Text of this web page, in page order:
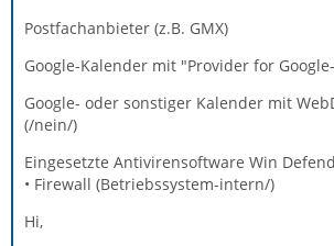
Postfachanbieter (z.B. GMX)
Google-Kalender mit "Provider for
Google- oder sonstiger Kalender mit
(/nein/)
Eingesetzte Antivirensoftware Win
• Firewall (Betriebssystem-intern/)
Hi,